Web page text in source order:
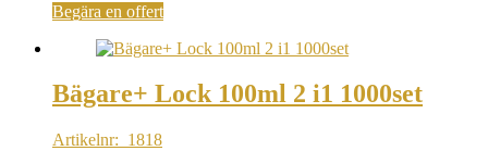
Begära en offert
Bägare+ Lock 100ml 2 i1 1000set
Artikelnr: 1818